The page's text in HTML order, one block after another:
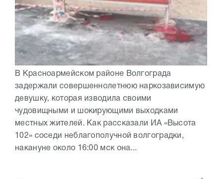
В Красноармейском районе Волгограда
задержали совершеннолетнюю наркозависимую
девушку, которая изводила своими
чудовищными и шокирующими выходками
местных жителей. Как рассказали ИА «Высота
102» соседи неблагополучной волгоградки,
накануне около 16:00 мск она...